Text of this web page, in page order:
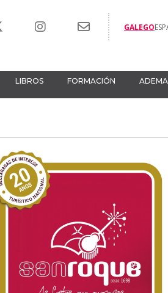
GALEGO
LIBROS FORMACIÓN